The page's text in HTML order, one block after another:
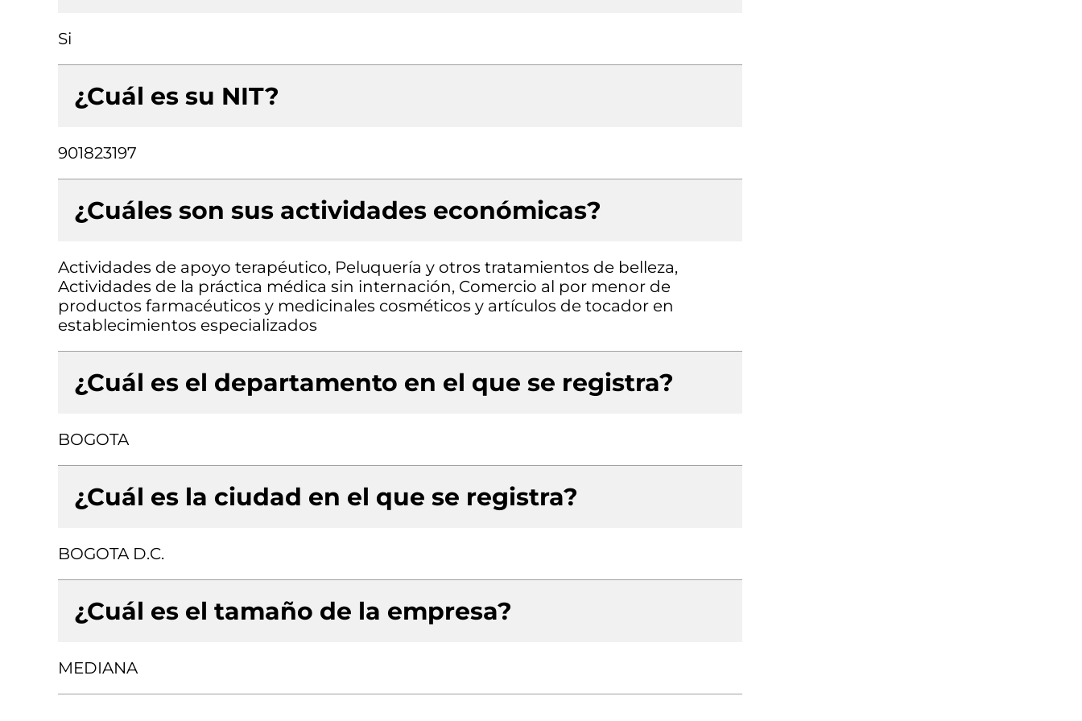
Si
¿Cuál es su NIT?
901823197
¿Cuáles son sus actividades económicas?
Actividades de apoyo terapéutico, Peluquería y otros tratamientos de belleza,
Actividades de la práctica médica sin internación, Comercio al por menor de
productos farmacéuticos y medicinales cosméticos y artículos de tocador en
establecimientos especializados
¿Cuál es el departamento en el que se registra?
BOGOTA
¿Cuál es la ciudad en el que se registra?
BOGOTA D.C.
¿Cuál es el tamaño de la empresa?
MEDIANA